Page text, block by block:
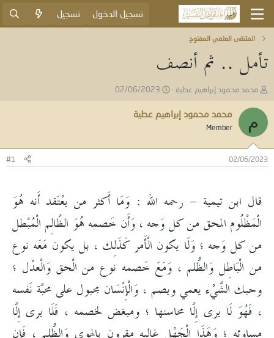
تسجيل الدخول تسجيل
الملتقى العلمي المفتوح
تأمل .. ثم أنصف
ب
ا
د
ئ
ل
م
و
ع
محمد محمود إبراهيم عطية
ت
ا
ر
ب
02/06/2023
م محمد محمود إبراهيم عطية
Member
02/06/2023
#1
قال ابن تيمية - رحمه الله : وَمَا أَكثر من يعْتَقد أَنه هُوَ
الْمَظْلُوم المحق من كل وَجه ، وَأَن خَصمه هُوَ الظَّالِم الْمُبْطل
من كل وَجه ؛ وَلَا يكون الْأَمر كَذَلِك ، بل يكون مَعَه نوع
من الْبَاطِل وَالظُّلم ، وَمَعَ خَصمه نوع من الْحق وَالْعدْل ؛
وحبك الشَّيْء يعمي ويصم ، وَالْإِنْسَان مجبول على محبَّة نَفسه
، فَهُوَ لَا يرى إِلَّا محاسنها ؛ ومبغض لخصمه ، فَلَا يرى إِلَّا